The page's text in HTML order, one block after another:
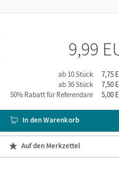
9,99
ab 10 Stück
7,75
ab 36 Stück
7,50
50% Rabatt für Referendare
5,00
In den Warenkorb
Auf den Merkzettel